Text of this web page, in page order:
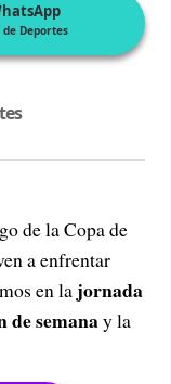
Deportes
de la Copa de
a enfrentar
en la jornada
de semanay la